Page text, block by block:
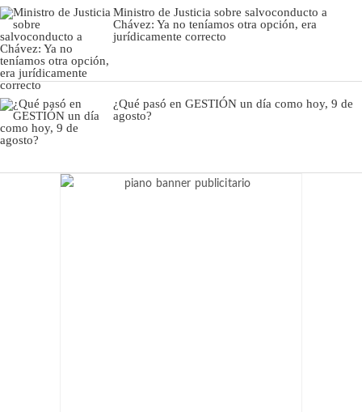
Ministro de Justicia sobre salvoconducto a
Chávez: Ya no teníamos otra opción, era
jurídicamente correcto
¿Qué pasó en GESTIÓN un día como hoy, 9 de
agosto?